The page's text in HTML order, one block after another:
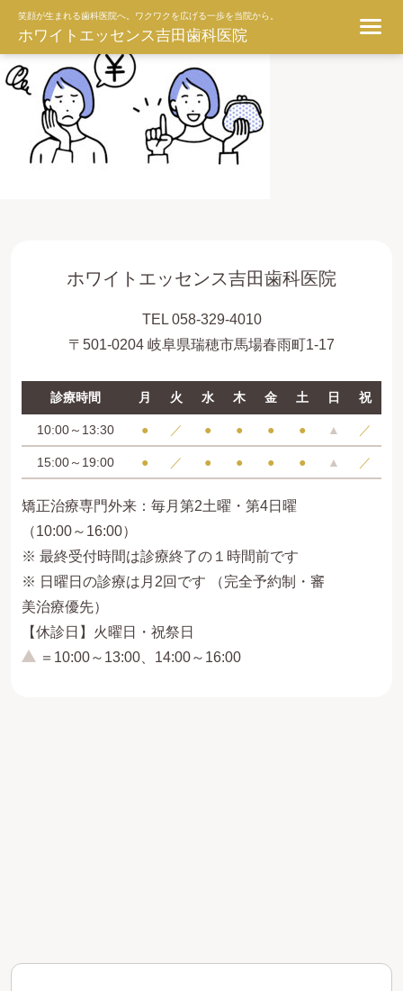
笑顔が生まれる歯科医院へ。ワクワクを広げる一歩を当院から。
ホワイトエッセンス吉田歯科医院
ggg
ホワイトエッセンス吉田歯科医院
TEL 058-329-4010
〒501-0204 岐阜県瑞穂市馬場春雨町1-17
診療時間 月 火 水 木 金 土 日 祝
10:00～13:30 ● ／ ● ● ● ● ▲ ／
15:00～19:00 ● ／ ● ● ● ● ▲ ／
矯正治療専門外来：毎月第2土曜・第4日曜
（10:00～16:00）
※ 最終受付時間は診療終了の１時間前です
※ 日曜日の診療は月2回です （完全予約制・審
美治療優先）
【休診日】火曜日・祝祭日
＝10:00～13:00、14:00～16:00